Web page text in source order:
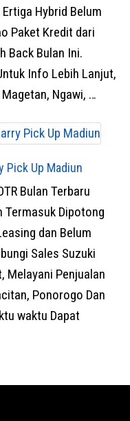
Hybrid Belum
Paket Kredit dari
Back Bulan Ini.
Info Lebih Lanjut,
Ngawi, …
Pick Up Madiun
Bulan Terbaru
Termasuk Dipotong
dan Belum
Sales Suzuki
Melayani Penjualan
Ponorogo Dan
waktu Dapat